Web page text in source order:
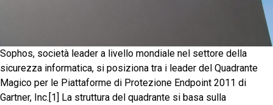
Sophos, società leader a livello mondiale nel settore della
sicurezza informatica, si posiziona tra i leader del Quadrante
Magico per le Piattaforme di Protezione Endpoint 2011 di
Gartner, Inc.[1] La struttura del quadrante si basa sulla